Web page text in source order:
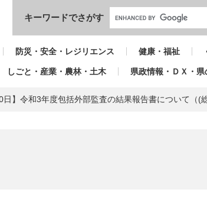
本文へ
キーワードでさがす
防災・安全・レジリエンス 健康・福祉
しごと・産業・農林・土木 県政情報・ＤＸ・県
日】令和3年度包括外部監査の結果報告書について（(